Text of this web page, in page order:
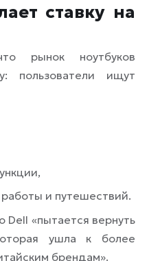
ставку на
рынок ноутбуков
пользователи ищут
и путешествий.
Dell «пытается вернуть
ушла к более
брендам».